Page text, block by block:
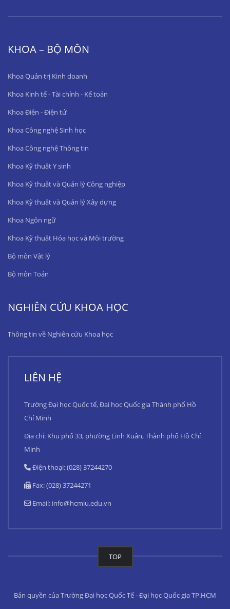
KHOA – BỘ MÔN
Khoa Quản trị Kinh doanh
Khoa Kinh tế - Tài chính - Kế toán
Khoa Điện - Điện tử
Khoa Công nghệ Sinh học
Khoa Công nghệ Thông tin
Khoa Kỹ thuật Y sinh
Khoa Kỹ thuật và Quản lý Công nghiệp
Khoa Kỹ thuật và Quản lý Xây dựng
Khoa Ngôn ngữ
Khoa Kỹ thuật Hóa học và Môi trường
Bộ môn Vật lý
Bộ môn Toán
NGHIÊN CỨU KHOA HỌC
Thông tin về Nghiên cứu Khoa học
LIÊN HỆ
Trường Đại học Quốc tế, Đại học Quốc gia Thành phố Hồ
Chí Minh
Địa chỉ: Khu phố 33, phường Linh Xuân, Thành phố Hồ Chí
Minh
Điện thoại: (028) 37244270
Fax: (028) 37244271
Email: info@hcmiu.edu.vn
TOP
Bản quyền của Trường Đại học Quốc Tế - Đại học Quốc gia TP.HCM